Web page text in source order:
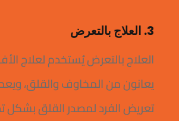
3. العلاج بالتعرض
العلاج بالتعرض يُستخدم لعلاج
يعانون من المخاوف والقلق،